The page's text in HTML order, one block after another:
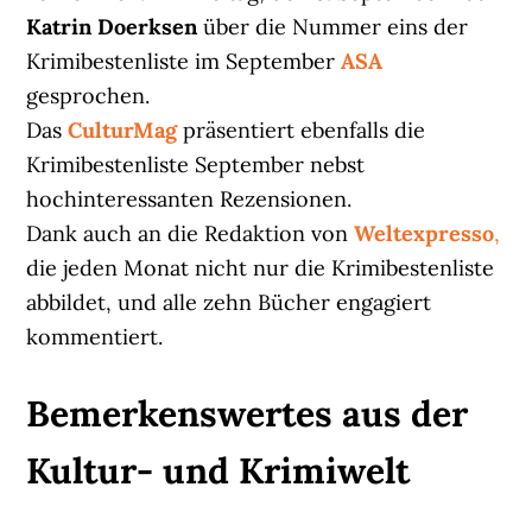
Katrin Doerksenüber die Nummer eins der
Krimibestenliste im SeptemberASA
gesprochen.
DasCulturMagpräsentiert ebenfalls die
Krimibestenliste September nebst
hochinteressanten Rezensionen.
Dank auch an die Redaktion vonWeltexpresso,
die jeden Monat nicht nur die Krimibestenliste
abbildet, und alle zehn Bücher engagiert
kommentiert.
Bemerkenswertes aus der
Kultur- und Krimiwelt